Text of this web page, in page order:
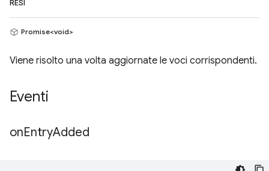
RESI
Promise<void>
Viene risolto una volta aggiornate le voci corrispondenti.
Eventi
onEntryAdded